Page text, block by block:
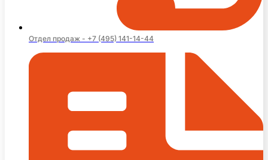
Отдел продаж - +7 (495) 141-14-44